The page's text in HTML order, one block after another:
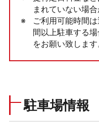
まれていない場合
ご利用可能時間
間以上駐車する場
をお願い致します
駐車場情報